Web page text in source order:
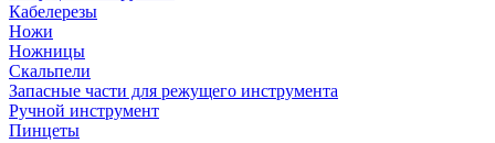
Кабелерезы
Ножи
Ножницы
Скальпели
Запасные части для режущего инструмента
Ручной инструмент
Пинцеты